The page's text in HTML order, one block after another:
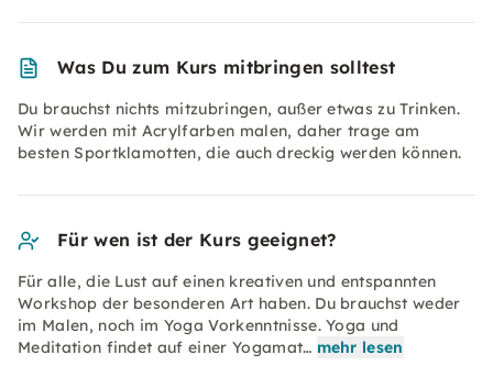
Was Du zum Kurs mitbringen solltest
Du brauchst nichts mitzubringen, außer etwas zu Trinken.
Wir werden mit Acrylfarben malen, daher trage am
besten Sportklamotten, die auch dreckig werden können.
Für wen ist der Kurs geeignet?
Für alle, die Lust auf einen kreativen und entspannten
Workshop der besonderen Art haben. Du brauchst weder
im Malen, noch im Yoga Vorkenntnisse. Yoga und
Meditation findet auf einer Yogamat… mehr lesen